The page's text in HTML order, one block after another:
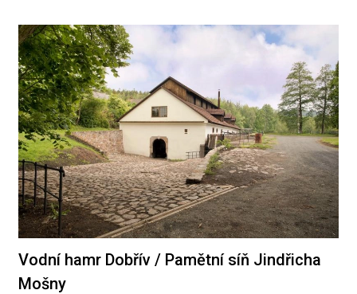
Vodní hamr Dobřív / Pamětní síň Jindřicha
Mošny